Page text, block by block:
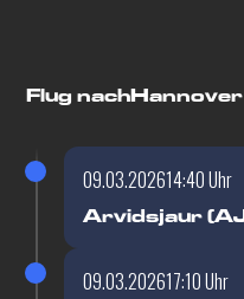
Flug nach
09.03.202614:40 Uhr
Arvidsjaur
09.03.202617:10 Uhr